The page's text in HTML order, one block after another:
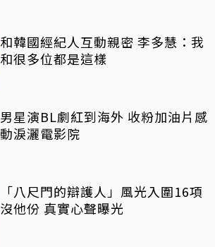
和韓國經紀人互動親密 李多慧：我
和很多位都是這樣
男星演BL劇紅到海外 收粉加油片感
動淚灑電影院
「八尺門的辯護人」風光入圍16項
沒他份 真實心聲曝光